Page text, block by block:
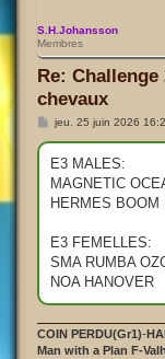
S.H.Johansson
Membres
Re: Challenge
chevaux
M
s
s
g
e
jeu. 25 juin 2026
E3 MALES:
MAGNETIC
HERMES BOOM
E3 FEMELLES:
SMA RUMBA
NOA HANOVER
COIN PERDU(Gr1)-
Man with a Plan F-